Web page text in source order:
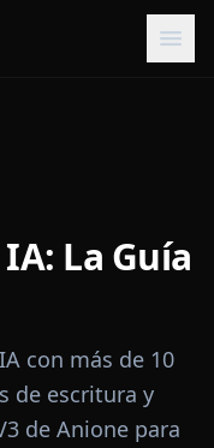
La Guía
con más de 10
de escritura y
de Anione para